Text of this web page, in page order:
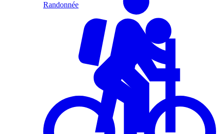
Randonnée